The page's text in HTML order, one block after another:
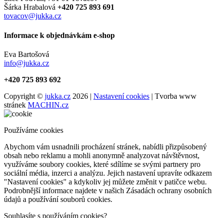
Šárka Hrabalová +420 725 893 691
tovacov@jukka.cz
Informace k objednávkám e-shop
Eva Bartošová
info@jukka.cz
+420 725 893 692
Copyright © jukka.cz 2026 | Nastavení cookies | Tvorba www
stránek MACHIN.cz
Používáme cookies
Abychom vám usnadnili procházení stránek, nabídli přizpůsobený
obsah nebo reklamu a mohli anonymně analyzovat návštěvnost,
využíváme soubory cookies, které sdílíme se svými partnery pro
sociální média, inzerci a analýzu. Jejich nastavení upravíte odkazem
"Nastavení cookies" a kdykoliv jej můžete změnit v patičce webu.
Podrobnější informace najdete v našich Zásadách ochrany osobních
údajů a používání souborů cookies.
Souhlasíte s používáním cookies?